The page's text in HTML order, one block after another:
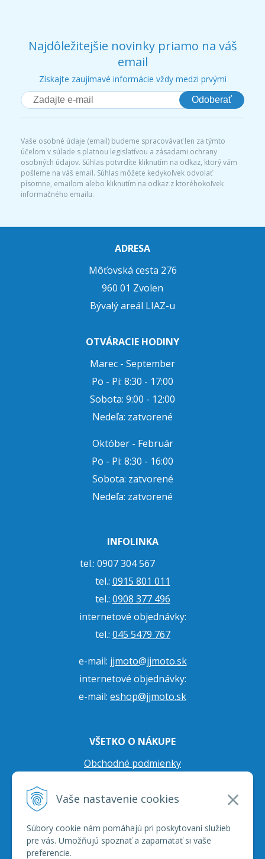
Vaše nastavenie cookies
Súbory cookie nám pomáhajú pri poskytovaní služieb
pre vás. Umožňujú spoznať a zapamätať si vaše
preferencie.
Najdôležitejšie novinky priamo na váš
email
Získajte zaujímavé informácie vždy medzi prvými
Odoberať
Vaše osobné údaje (email) budeme spracovávať len za týmto
účelom v súlade s platnou legislatívou a zásadami ochrany
osobných údajov. Súhlas potvrdíte kliknutím na odkaz, ktorý vám
pošleme na váš email. Súhlas môžete kedykoľvek odvolať
písomne, emailom alebo kliknutím na odkaz z ktoréhokoľvek
informačného emailu.
ADRESA
Môťovská cesta 276
960 01 Zvolen
Bývalý areál LIAZ-u
OTVÁRACIE HODINY
Marec - September
Po - Pi: 8:30 - 17:00
Sobota: 9:00 - 12:00
Nedeľa: zatvorené
Október - Február
Po - Pi: 8:30 - 16:00
Sobota: zatvorené
Nedeľa: zatvorené
INFOLINKA
tel.: 0907 304 567
tel.: 0915 801 011
tel.: 0908 377 496
internetové objednávky:
tel.: 045 5479 767
e-mail: jjmoto@jjmoto.sk
internetové objednávky:
e-mail: eshop@jjmoto.sk
VŠETKO O NÁKUPE
Obchodné podmienky
Prepravné podmienky